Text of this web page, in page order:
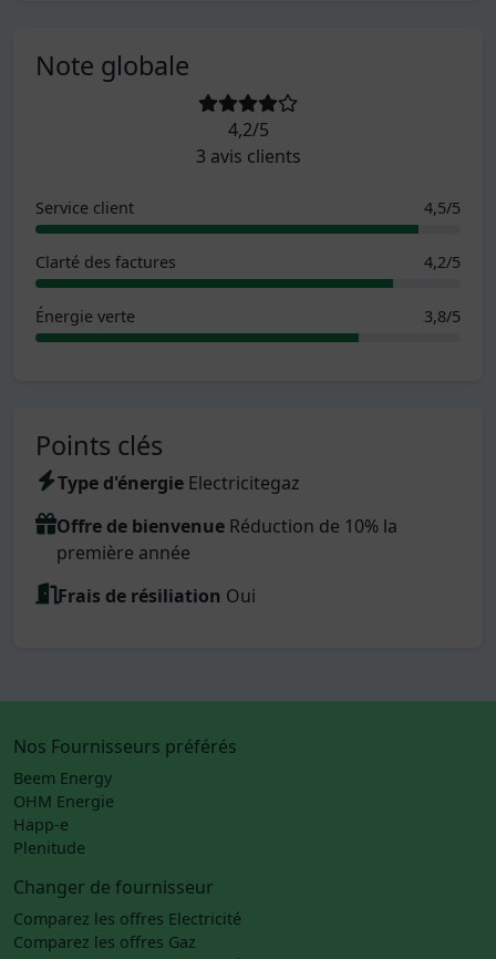
Note globale
4,2/5
3 avis clients
Service client 4,5/5
Clarté des factures 4,2/5
Énergie verte 3,8/5
Points clés
Type d'énergie Electricitegaz
Offre de bienvenue Réduction de 10% la
première année
Frais de résiliation Oui
Nos Fournisseurs préférés
Beem Energy
OHM Energie
Happ-e
Plenitude
Changer de fournisseur
Comparez les offres Electricité
Comparez les offres Gaz